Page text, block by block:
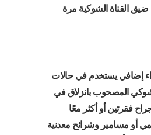
القناة الشوكية مرة
إضافي يستخدم في حالات
المصحوب بانزلاق في
فقرتين أو أكثر معًا
أو مسامير وشرائح معدنية